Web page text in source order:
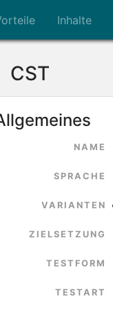
Inhalte
CST
NAME
SPRACHE
VARIANTEN
ZIELSETZUNG
TESTFORM
TESTART